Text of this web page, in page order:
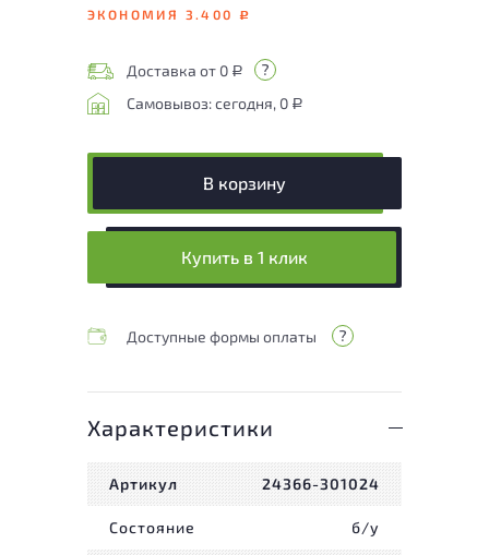
ЭКОНОМИЯ 3.400 Р
Доставка от 0 Р
Самовывоз: сегодня, 0 Р
В корзину
Купить в 1 клик
Доступные формы оплаты
Характеристики
Артикул 24366-301024
Состояние б/у